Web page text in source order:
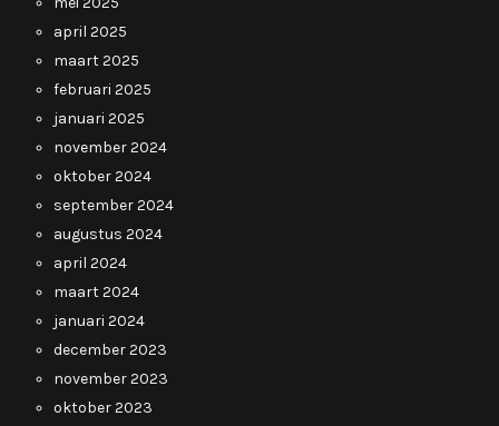
april 2025
maart 2025
februari 2025
januari 2025
november 2024
oktober 2024
september 2024
augustus 2024
april 2024
maart 2024
januari 2024
december 2023
november 2023
oktober 2023